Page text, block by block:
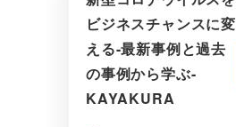
ビジネスチャンスに変
える-最新事例と過去
の事例から学ぶ-
KAYAKURA